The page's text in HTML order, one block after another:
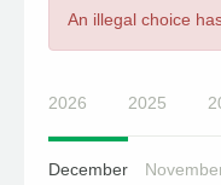
Error
An illegal choice
2026 2025
December